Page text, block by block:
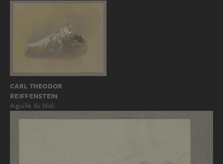
CARL THEODOR
REIFFENSTEIN
Aiguille du Midi